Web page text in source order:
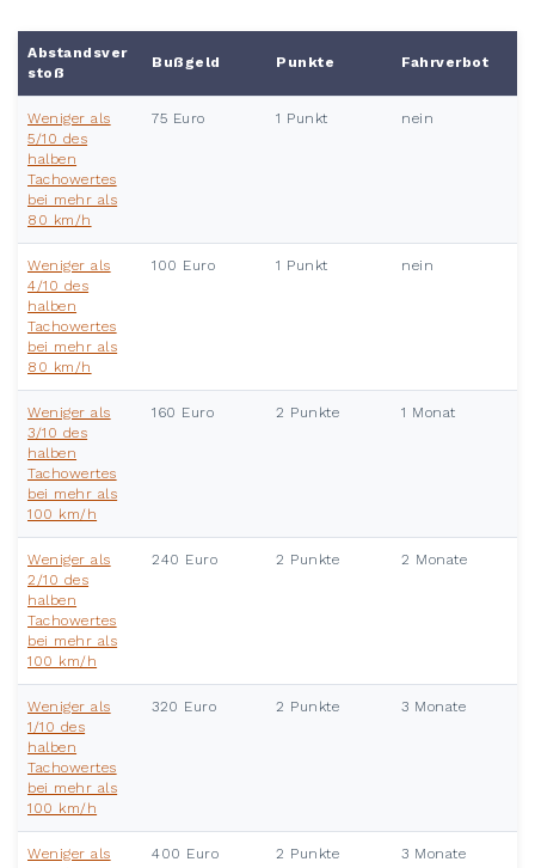
Abstandsver
stoß
Bußgeld Punkte Fahrverbot
Weniger als
5/10 des
halben
Tachowertes
bei mehr als
80 km/h
75 Euro 1 Punkt nein
Weniger als
4/10 des
halben
Tachowertes
bei mehr als
80 km/h
100 Euro 1 Punkt nein
Weniger als
3/10 des
halben
Tachowertes
bei mehr als
100 km/h
160 Euro 2 Punkte 1 Monat
Weniger als
2/10 des
halben
Tachowertes
bei mehr als
100 km/h
240 Euro 2 Punkte 2 Monate
Weniger als
1/10 des
halben
Tachowertes
bei mehr als
100 km/h
320 Euro 2 Punkte 3 Monate
Weniger als
400 Euro 2 Punkte 3 Monate